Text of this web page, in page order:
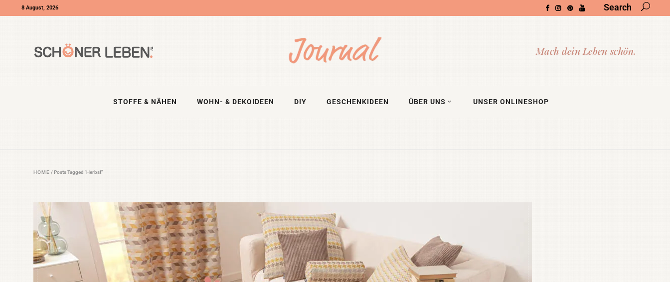
8 August, 2026 Search
STOFFE & NÄHEN WOHN- & DEKOIDEEN DIY GESCHENKIDEEN ÜBER UNS UNSER ONLINESHOP
HOME /Posts Tagged "Herbst"